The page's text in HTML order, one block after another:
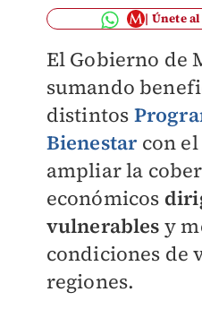
Únete
El Gobierno de
sumando
distintos
Bienestarcon el
ampliar la
económicos
vulnerables y
condiciones de
regiones.